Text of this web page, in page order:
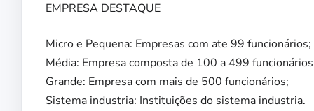
EMPRESA DESTAQUE
Micro e Pequena: Empresas com ate 99 funcionários;
Média: Empresa composta de 100 a 499
Grande: Empresa com mais de 500 funcionários;
Sistema industria: Instituições do sistema industria.